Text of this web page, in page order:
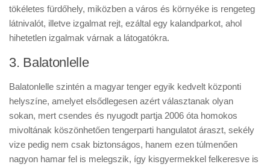
tökéletes fürdőhely, miközben a város és környéke is rengeteg
látnivalót, illetve izgalmat rejt, ezáltal egy kalandparkot, ahol
hihetetlen izgalmak várnak a látogatókra.
3. Balatonlelle
Balatonlelle szintén a magyar tenger egyik kedvelt központi
helyszíne, amelyet elsődlegesen azért választanak olyan
sokan, mert csendes és nyugodt partja 2006 óta homokos
mivoltának köszönhetően tengerparti hangulatot áraszt, sekély
vize pedig nem csak biztonságos, hanem ezen túlmenően
nagyon hamar fel is melegszik, így kisgyermekkel felkeresve is